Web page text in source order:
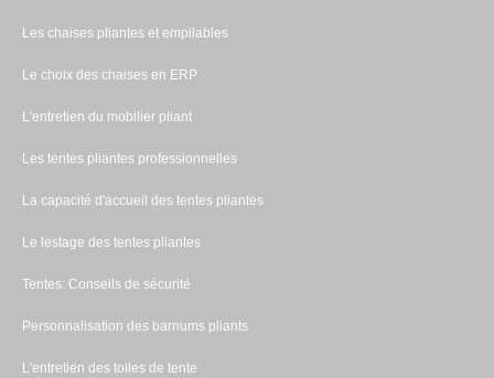
Les chaises pliantes et empilables
Le choix des chaises en ERP
L'entretien du mobilier pliant
Les tentes pliantes professionnelles
La capacité d'accueil des tentes pliantes
Le lestage des tentes pliantes
Tentes: Conseils de sécurité
Personnalisation des barnums pliants
L'entretien des toiles de tente